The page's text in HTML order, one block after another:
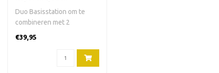
Duo Basisstation om te
combineren met 2
of 2 harsappar..
€39,95